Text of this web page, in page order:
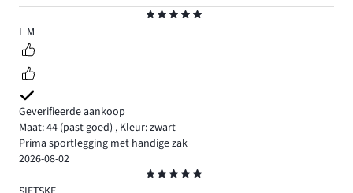
5L M
Geverifieerde aankoop
Maat: 44 (past goed) , Kleur: zwart
Prima sportlegging met handige zak
2026-08-02
5